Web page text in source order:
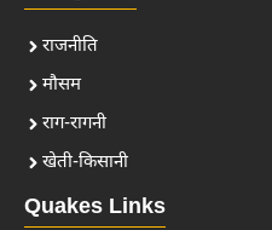
राजनीति
मौसम
राग-रागनी
खेती-किसानी
Quakes Links